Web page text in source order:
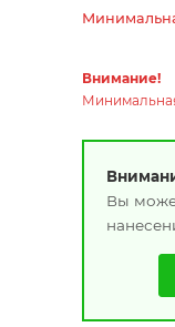
Внимание!
Вы